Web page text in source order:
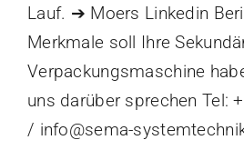
Lauf. ➔ Moers Linkedin
Merkmale soll Ihre
Verpackungsmaschine
uns darüber sprechen Tel:
/ info@sema-